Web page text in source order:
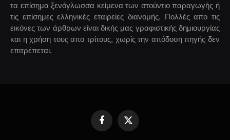
τα επίσημα ξενόγλωσσα κείμενα των στούντιο παραγωγής ή
τις επίσημες ελληνικές εταιρείες διανομής. Πολλές απο τις
εικόνες των άρθρων είναι δικής μας γραφιστικής δημιουργίας
και η χρήση τους απο τρίτους, χωρίς την απόδοση πηγής δεν
επιτρέπεται.
FacebookX